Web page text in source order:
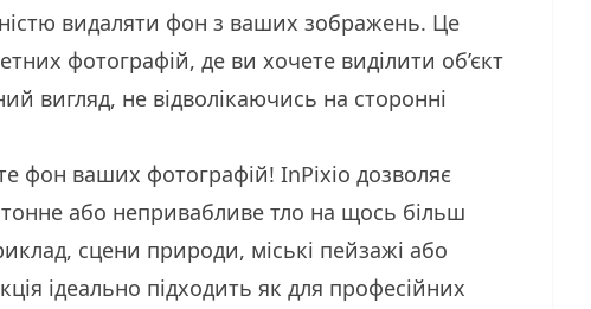
видаляти фон з ваших зображень. Це
фотографій, де ви хочете виділити об’єкт
вигляд, не відволікаючись на сторонні
фон ваших фотографій! InPixio дозволяє
або непривабливе тло на щось більш
сцени природи, міські пейзажі або
ідеально підходить як для професійних